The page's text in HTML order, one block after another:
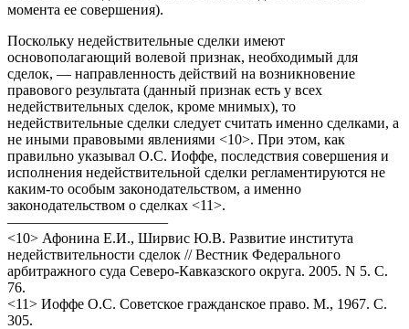
момента ее совершения).
Поскольку недействительные сделки имеют
основополагающий волевой признак, необходимый для
сделок, — направленность действий на возникновение
правового результата (данный признак есть у всех
недействительных сделок, кроме мнимых), то
недействительные сделки следует считать именно сделками, а
не иными правовыми явлениями <10>. При этом, как
правильно указывал О.С. Иоффе, последствия совершения и
исполнения недействительной сделки регламентируются не
каким-то особым законодательством, а именно
законодательством о сделках <11>.
———————————
<10> Афонина Е.И., Ширвис Ю.В. Развитие института
недействительности сделок // Вестник Федерального
арбитражного суда Северо-Кавказского округа. 2005. N 5. С.
76.
<11> Иоффе О.С. Советское гражданское право. М., 1967. С.
305.